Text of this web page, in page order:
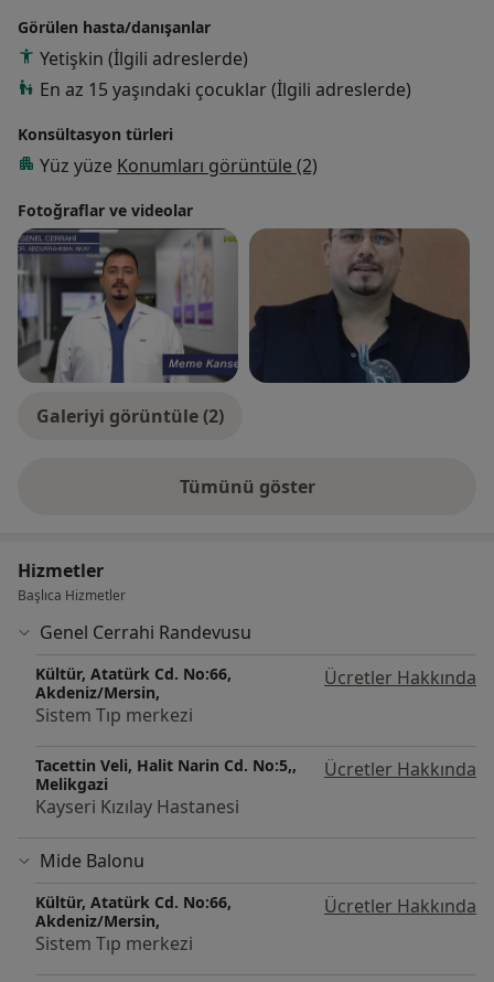
Cerrahi Endoskopi Eğitimini tamamlamıştır.
Op. Dr. Abdurrahman Akay, mesleki çalışmalarına ise
Uzmanı olarak devam etmektedir.
Yutulabilir Mide Balonu, Mide Botoksu gibi ameliyatsız
uzmanlaşmıştır.
Ameliyatsız Hemoroid Tedavisi, Laparoskopik Kasık
Fıtığı Ameliyatı ve Kıl Dönmesi ameliyatlarını küçük
kesilerle yaparak hastalarına yardımcı olmaktadır.
Görülen hasta/danışanlar
Yetişkin (İlgili adreslerde)
En az 15 yaşındaki çocuklar (İlgili adreslerde)
Konsültasyon türleri
Yüz yüze Konumları görüntüle (2)
Fotoğraflar ve videolar
Galeriyi görüntüle (2)
Tümünü gösterdeneyim hakkında
Hizmetler
Başlıca Hizmetler
Genel Cerrahi Randevusu
Kültür, Atatürk Cd. No:66,
Akdeniz/Mersin,
Ücretler Hakkında
Sistem Tıp merkezi
Tacettin Veli, Halit Narin Cd. No:5,,
Melikgazi
Ücretler Hakkında
Kayseri Kızılay Hastanesi
Mide Balonu
Kültür, Atatürk Cd. No:66,
Akdeniz/Mersin,
Ücretler Hakkında
Sistem Tıp merkezi